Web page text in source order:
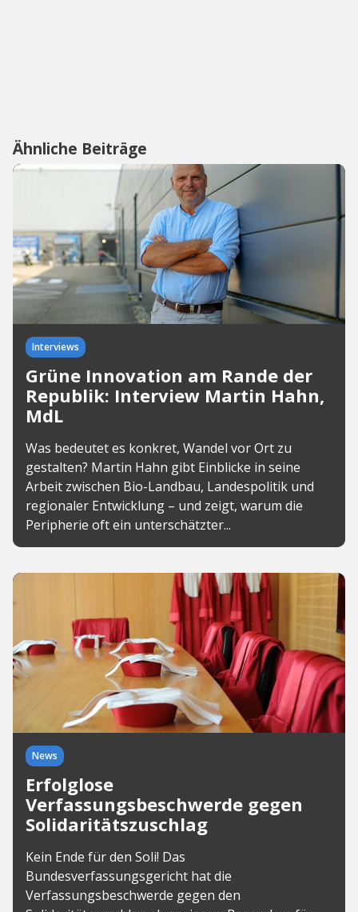
Ähnliche Beiträge
Interviews
Grüne Innovation am Rande der
Republik: Interview Martin Hahn,
MdL
Was bedeutet es konkret, Wandel vor Ort zu
gestalten? Martin Hahn gibt Einblicke in seine
Arbeit zwischen Bio-Landbau, Landespolitik und
regionaler Entwicklung – und zeigt, warum die
Peripherie oft ein unterschätzter...
News
Erfolglose
Verfassungsbeschwerde gegen
Solidaritätszuschlag
Kein Ende für den Soli! Das
Bundesverfassungsgericht hat die
Verfassungsbeschwerde gegen den